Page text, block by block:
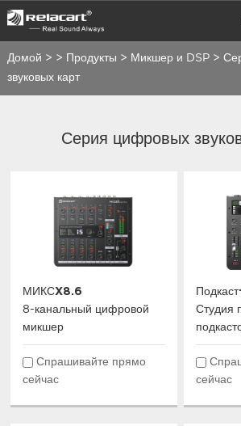
Домой > > Продукты > Микшер и DSP>
звуковых карт
Серия цифровых
МИКСX8.6
8-канальный цифровой
микшер
Спрашивайте прямо
сейчас
Студия
сейчас